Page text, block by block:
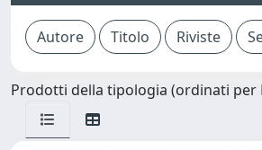
Prodotti della tipologia (ordinati per